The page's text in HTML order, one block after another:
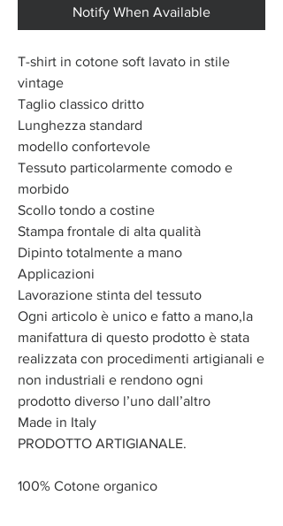
Notify When Available
T-shirt in cotone soft lavato in stile
vintage
Taglio classico dritto
Lunghezza standard
modello confortevole
Tessuto particolarmente comodo e
morbido
Scollo tondo a costine
Stampa frontale di alta qualità
Dipinto totalmente a mano
Applicazioni
Lavorazione stinta del tessuto
Ogni articolo è unico e fatto a mano,la
manifattura di questo prodotto è stata
realizzata con procedimenti artigianali e
non industriali e rendono ogni
prodotto diverso l’uno dall’altro
Made in Italy
PRODOTTO ARTIGIANALE.
100% Cotone organico